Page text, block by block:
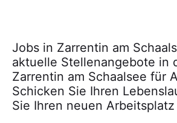
Jobs in Zarrentin am
aktuelle Stellenangebote in
Zarrentin am Schaalsee für
Schicken Sie Ihren
Sie Ihren neuen